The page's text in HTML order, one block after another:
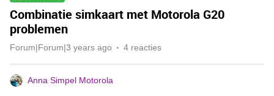
Combinatie simkaart met Motorola G20
problemen
Forum|Forum|3 years ago 4 reacties
Anna Simpel Motorola